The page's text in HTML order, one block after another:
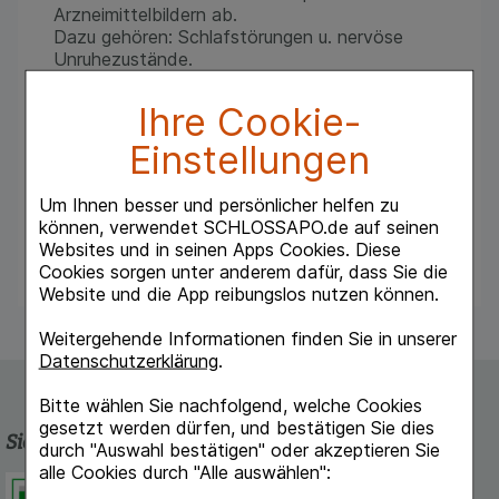
Ihre Cookie-
Einstellungen
Um Ihnen besser und persönlicher helfen zu
können, verwendet SCHLOSSAPO.de auf seinen
Websites und in seinen Apps Cookies. Diese
Cookies sorgen unter anderem dafür, dass Sie die
Website und die App reibungslos nutzen können.
Weitergehende Informationen finden Sie in unserer
Datenschutzerklärung.
Bitte wählen Sie nachfolgend, welche Cookies
gesetzt werden dürfen, und bestätigen Sie dies
durch "Auswahl bestätigen" oder akzeptieren Sie
alle Cookies durch "Alle auswählen":
Arzneimittelbildern ab.
Dazu gehören: Schlafstörungen u. nervöse
Unruhezustände.
Hinweis: Bei anhaltenden, unklaren oder neu
auftretenden Beschwerden ist ein Arzt
aufzusuchen, da es sich um Erkrankungen
handeln kann, die einer ärztlichen Abklärung
Warnhinweis: Enthält Lactose.
Sicherheit und Qualität
Schlossapo.de ist registriert beim